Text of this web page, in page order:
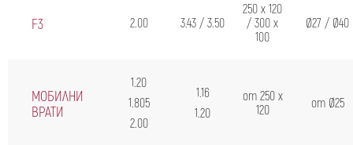
F3 2.00 3.43 / 3.50
250 x 120
/ 300 x
100
Ø27 / Ø40
МОБИЛНИ
ВРАТИ
1.20
1.805
2.00
1.16
1.20
от 250 x
120
от Ø25